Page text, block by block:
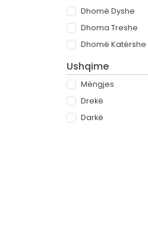
Dhomë Dyshe
Dhoma Treshe
Dhomë Katërshe
Ushqime
Mëngjes
Drekë
Darkë